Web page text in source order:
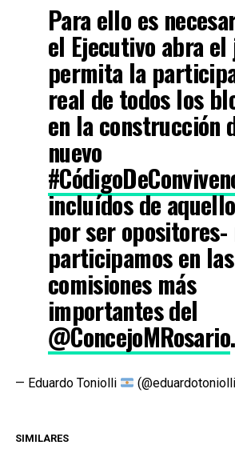
Para ello es
el Ejecutivo abra el
permita la
real de todos los
en la construcción
nuevo
incluídos de
por ser opositores-
participamos en las
comisiones más
importantes del
@ConcejoMRosario.
— Eduardo Toniolli
SIMILARES